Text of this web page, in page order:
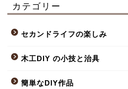
カテゴリー
セカンドライフの楽しみ
木工DIY の小技と治具
簡単なDIY作品